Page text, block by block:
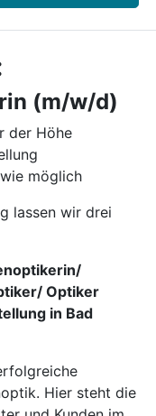
(m/w/d)
der Höhe
möglich
lassen wir drei
Optiker
in Bad
Hier steht die